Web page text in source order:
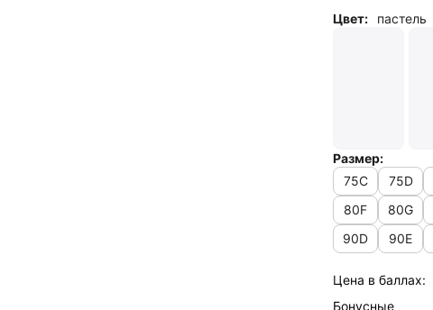
Цвет:
пастель
Размер:
75C
75D
80F
80G
90D
90E
Цена в баллах:
Бонусные